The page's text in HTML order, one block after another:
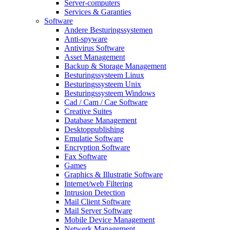
Server-computers
Services & Garanties
Software
Andere Besturingssystemen
Anti-spyware
Antivirus Software
Asset Management
Backup & Storage Management
Besturingssysteem Linux
Besturingssysteem Unix
Besturingssysteem Windows
Cad / Cam / Cae Software
Creative Suites
Database Management
Desktoppublishing
Emulatie Software
Encryption Software
Fax Software
Games
Graphics & Illustratie Software
Internet/web Filtering
Intrusion Detection
Mail Client Software
Mail Server Software
Mobile Device Management